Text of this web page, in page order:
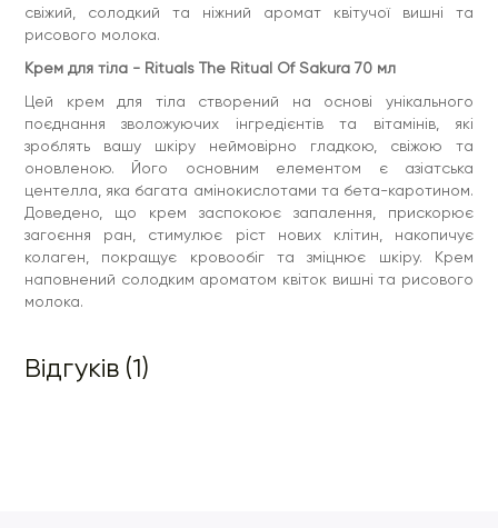
свіжий, солодкий та ніжний аромат квітучої вишні та
рисового молока.
Крем для тіла - Rituals The Ritual Of Sakura 70 мл
Цей крем для тіла створений на основі унікального
поєднання зволожуючих інгредієнтів та вітамінів, які
зроблять вашу шкіру неймовірно гладкою, свіжою та
оновленою. Його основним елементом є азіатська
центелла, яка багата амінокислотами та бета-каротином.
Доведено, що крем заспокоює запалення, прискорює
загоєння ран, стимулює ріст нових клітин, накопичує
колаген, покращує кровообіг та зміцнює шкіру. Крем
наповнений солодким ароматом квіток вишні та рисового
молока.
Відгуків (1)